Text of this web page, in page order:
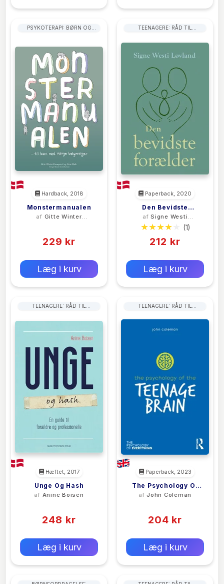
PSYKOTERAPI: BØRN OG
Hardback, 2018
Monstermanualen
af Gitte Winter
229 kr
Læg i kurv
TEENAGERE: RÅD TIL
Paperback, 2020
Den Bevidste
Forælder
af Signe Westi
Løvland
(1)
212 kr
Læg i kurv
TEENAGERE: RÅD TIL
Hæftet, 2017
Unge Og Hash
af Anine Boisen
248 kr
Læg i kurv
TEENAGERE: RÅD TIL
Paperback, 2023
The Psychology Of
The Teenage Brain
afJohn Coleman
204 kr
Læg i kurv